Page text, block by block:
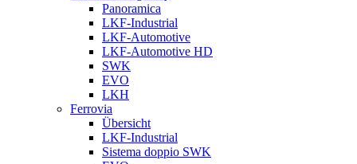
Panoramica
LKF-Industrial
LKF-Automotive
LKF-Automotive HD
SWK
EVO
LKH
Ferrovia
Übersicht
LKF-Industrial
Sistema doppio SWK